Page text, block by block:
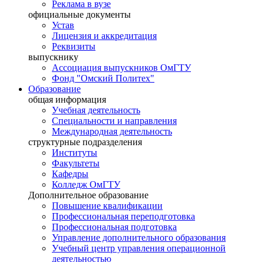
Реклама в вузе
официальные документы
Устав
Лицензия и аккредитация
Реквизиты
выпускнику
Ассоциация выпускников ОмГТУ
Фонд "Омский Политех"
Образование
общая информация
Учебная деятельность
Специальности и направления
Международная деятельность
структурные подразделения
Институты
Факультеты
Кафедры
Колледж ОмГТУ
Дополнительное образование
Повышение квалификации
Профессиональная переподготовка
Профессиональная подготовка
Управление дополнительного образования
Учебный центр управления операционной
деятельностью